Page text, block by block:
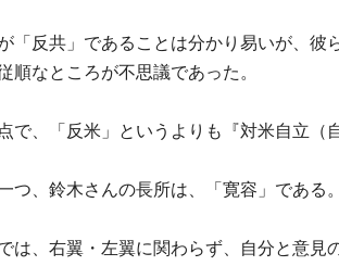
「反共」であることは分かり易いが、彼
順なところが不思議であった。
で、「反米」というよりも『対米自立（
つ、鈴木さんの長所は、「寛容」である。
は、右翼・左翼に関わらず、自分と意見